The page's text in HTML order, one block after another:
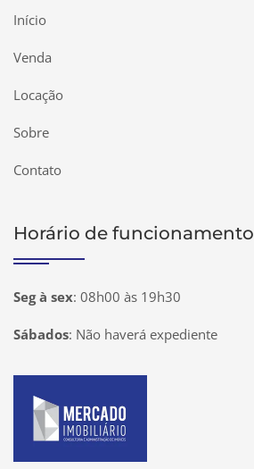
Início
Venda
Locação
Sobre
Contato
Horário de funcionamento
Seg à sex: 08h00 às 19h30
Sábados: Não haverá expediente